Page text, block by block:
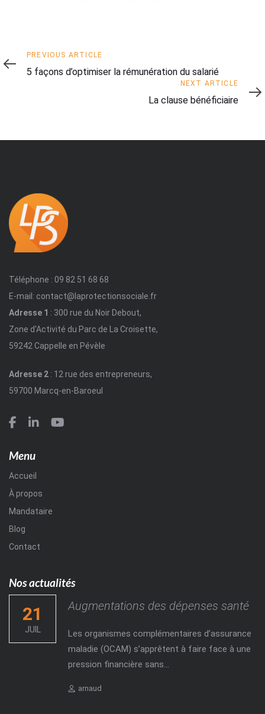
Previous
Article
PREVIOUS ARTICLE
5 façons d’optimiser la rémunération du salarié
Article
NEXT ARTICLE
La clause bénéficiaire
Téléphone : 09 82 51 68 68
E-mail: contact@laprotectionsociale.fr
Adresse 1 : 300 rue du Noir Debout,
Zone d'Activité du Parc de La Croisette,
59242 Cappelle en Pévèle
Adresse 2 : 12 rue des entrepreneurs,
59700 Marcq-en-Baroeul
Menu
Accueil
À propos
Mandataire
Blog
Contact
Nos actualités
21
JUIL
Augmentations des dépenses santé
Les organismes complémentaires d’assurance
maladie (OCAM) s’apprêtent à faire face à une
pression financière sans...
Author
arnaud